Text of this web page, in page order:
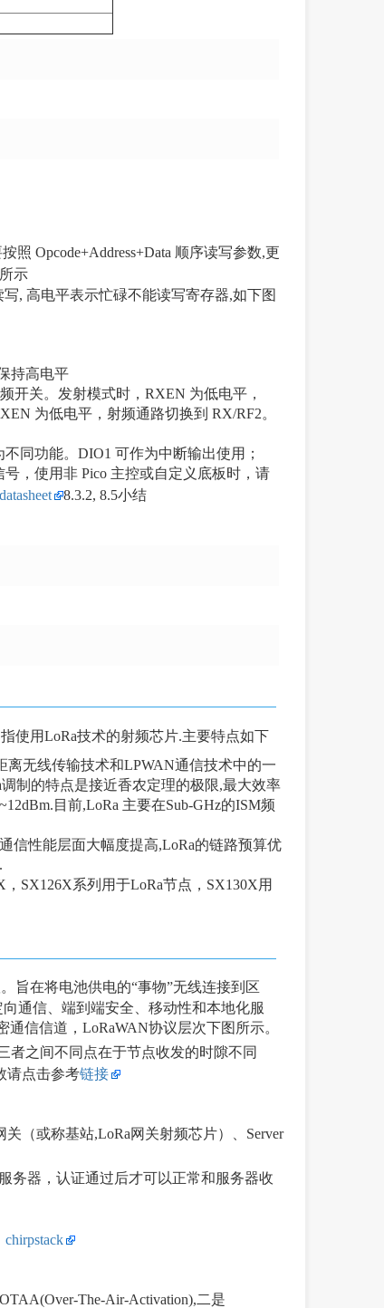
照 Opcode+Address+Data 顺序读写参数,更
示
, 高电平表示忙碌不能读写寄存器,如下图
持高电平
开关。发射模式时，RXEN 为低电平，
为低电平，射频通路切换到 RX/RF2。
同功能。DIO1 可作为中断输出使用；
，使用非 Pico 主控或自定义底板时，请
datasheet 8.3.2, 8.5小结
使用LoRa技术的射频芯片.主要特点如下
离无线传输技术和LPWAN通信技术中的一
制的特点是接近香农定理的极限,最大效率
目前,LoRa 主要在Sub-GHz的ISM频
信性能层面大幅度提高,LoRa的链路预算优
SX126X系列用于LoRa节点，SX130X用
旨在将电池供电的“事物”无线连接到区
通信、端到端安全、移动性和本地化服
信信道，LoRaWAN协议层次下图所示。
者之间不同点在于节点收发的时隙不同
请点击参考链接
（或称基站,LoRa网关射频芯片）、Server
务器，认证通过后才可以正常和服务器收
chirpstack
The-Air-Activation),二是